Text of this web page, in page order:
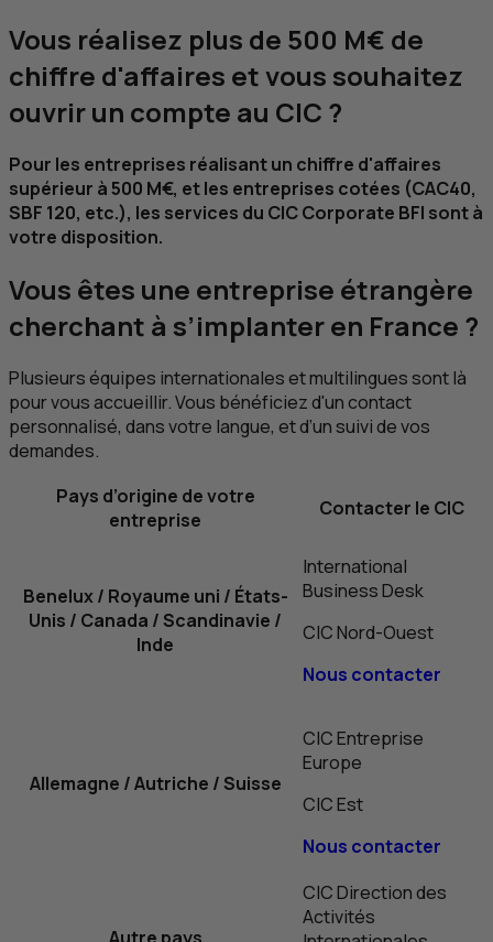
Vous réalisez plus de 500 M€ de
chiffre d'affaires et vous souhaitez
ouvrir un compte au CIC ?
Pour les entreprises réalisant un chiffre d'affaires
supérieur à 500 M€, et les entreprises cotées (CAC40,
SBF 120, etc.), les services du CICCorporate BFI sont à
votre disposition.
Vous êtes une entreprise étrangère
cherchant à s’implanter en France ?
Plusieurs équipes internationales et multilingues sont là
pour vous accueillir. Vous bénéficiez d'un contact
personnalisé, dans votre langue, et d’un suivi de vos
demandes.
Pays d’origine de votre
entreprise
Contacter le CIC
Benelux / Royaume uni / États-
Unis / Canada / Scandinavie /
Inde
International
Business Desk
CICNord-Ouest
Nous contacter
Allemagne / Autriche / Suisse
CICEntreprise
Europe
CICEst
Nous contacter
CICDirection des
Activités